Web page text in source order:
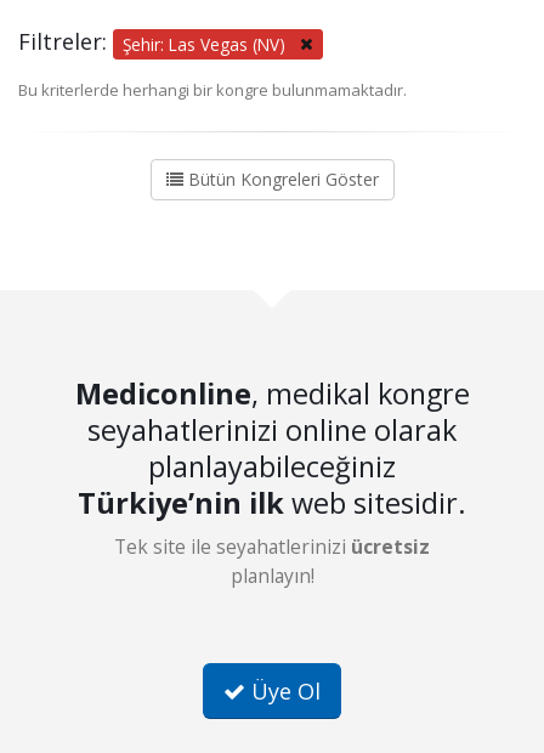
Filtreler: Şehir: Las Vegas (NV)
Bu kriterlerde herhangi bir kongre bulunmamaktadır.
Bütün Kongreleri Göster
Mediconline, medikal kongre
seyahatlerinizi online olarak
planlayabileceğiniz
Türkiye’nin ilkweb sitesidir.
Tek site ile seyahatlerinizi ücretsiz
planlayın!
Üye Ol